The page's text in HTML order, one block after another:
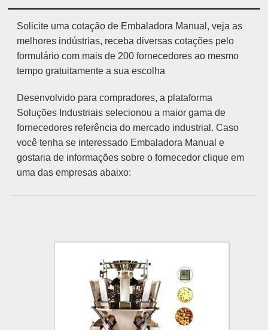
Solicite uma cotação de Embaladora Manual, veja as
melhores indústrias, receba diversas cotações pelo
formulário com mais de 200 fornecedores ao mesmo
tempo gratuitamente a sua escolha
Desenvolvido para compradores, a plataforma
Soluções Industriais selecionou a maior gama de
fornecedores referência do mercado industrial. Caso
você tenha se interessado Embaladora Manual e
gostaria de informações sobre o fornecedor clique em
uma das empresas abaixo: